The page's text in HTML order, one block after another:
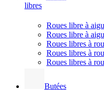
libres
Roues libre à
Roues libre à
Roues libres à
Roues libres à
Roues libres à
Butées